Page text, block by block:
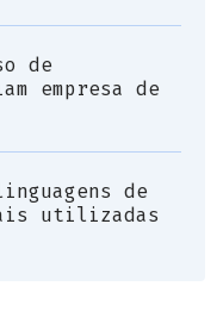
de
empresa de
de
utilizadas